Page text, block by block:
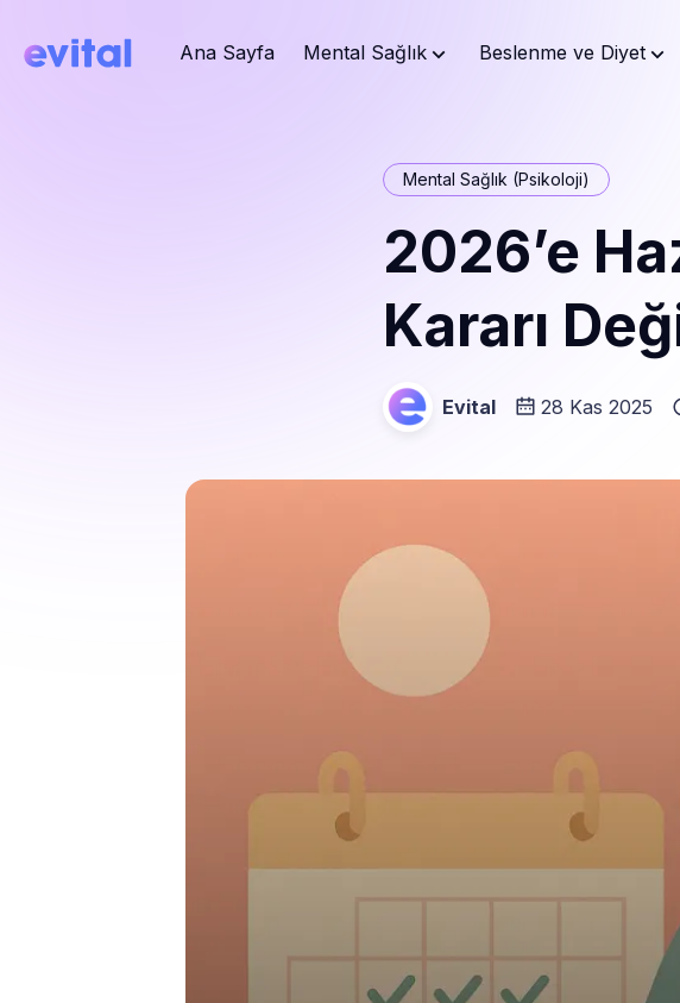
Ana Sayfa Mental Sağlık Beslenme ve Diyet
Mental Sağlık (Psikoloji)
2026’e
Kararı
Evital 28 Kas 2025